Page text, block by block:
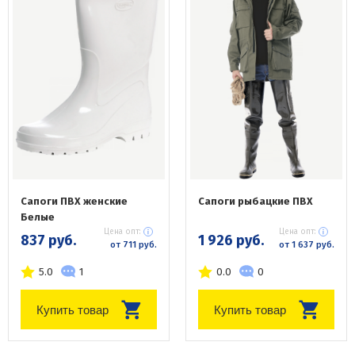
Сапоги ПВХ женские
Белые
837 руб. Цена опт:
от 711 руб.
5.0 1
Купить товар
Сапоги рыбацкие ПВХ
1 926 руб. Цена опт:
от 1 637 руб.
0.0 0
Купить товар